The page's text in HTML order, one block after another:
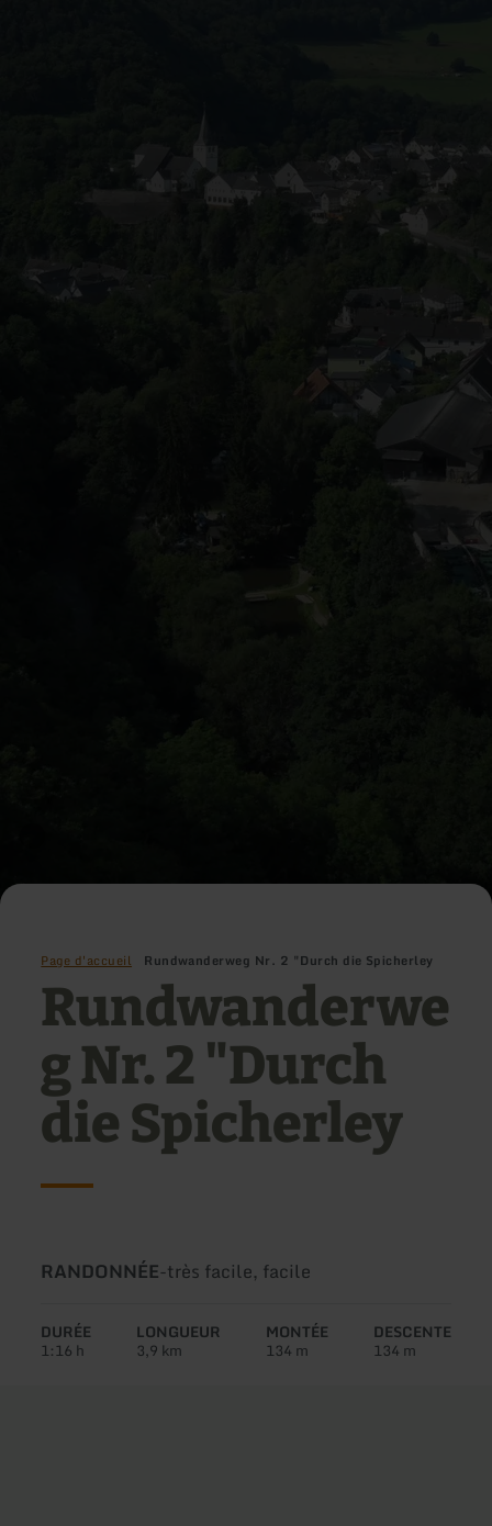
Page d'accueil Rundwanderweg Nr. 2 "Durch die Spicherley
Rundwanderwe
g Nr. 2 "Durch
die Spicherley
Type
circuit:
RANDONNÉE-Difficulté:
très facile, facile
DURÉE
1:16 h
LONGUEUR
3,9 km
MONTÉE
134 m
DESCENTE
134 m